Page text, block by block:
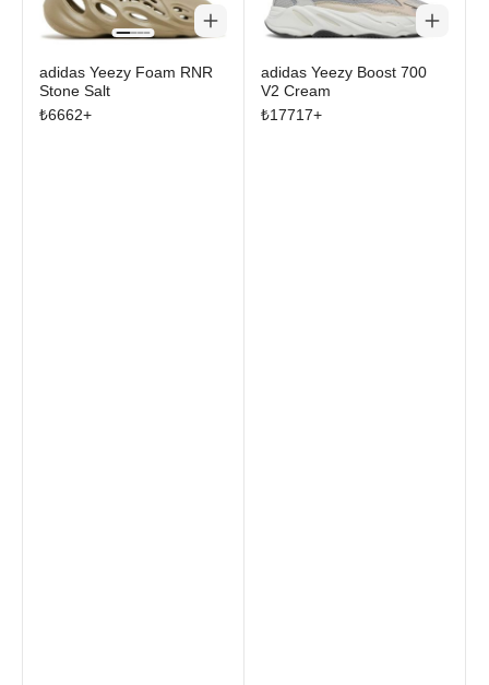
adidas Yeezy Foam RNR
Stone Salt
₺6662+
adidas Yeezy Boost 700
V2 Cream
₺17717+